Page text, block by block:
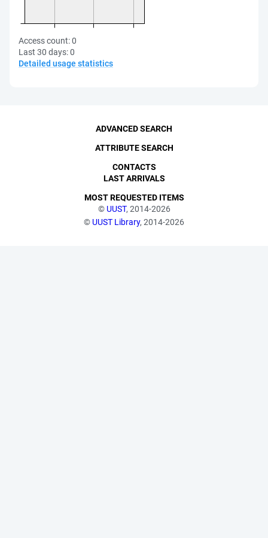
Access count:0
Last 30 days:0
Detailed usage statistics
© UUST, 2014-2026
© UUST Library, 2014-2026
ADVANCED SEARCH
ATTRIBUTE SEARCH
CONTACTS
LAST ARRIVALS
MOST REQUESTED ITEMS